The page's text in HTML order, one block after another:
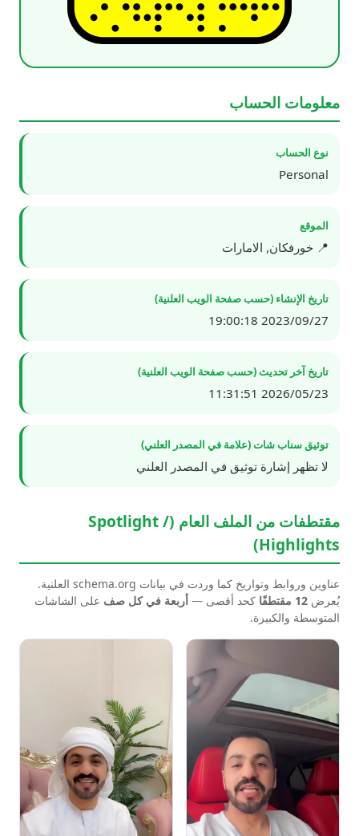
معلومات الحساب
نوع الحساب
Personal
الموقع
📍 خورفكان, الامارات
تاريخ الإنشاء (حسب صفحة الويب العلنية)
2023/09/27 19:00:18
تاريخ آخر تحديث (حسب صفحة الويب العلنية)
2026/05/23 11:31:51
توثيق سناب شات (علامة في المصدر العلني)
لا تظهر إشارة توثيق في المصدر العلني
مقتطفات من الملف العام (Spotlight /
Highlights)
عناوين وروابط وتواريخ كما وردت في بيانات schema.org العلنية.
يُعرض 12 مقتطفًا كحد أقصى — أربعة في كل صف على الشاشات
المتوسطة والكبيرة.